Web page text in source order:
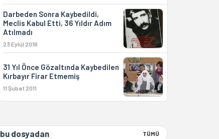
Darbeden Sonra Kaybedildi,
Meclis Kabul Etti, 36 Yıldır Adım
Atılmadı
23 Eylül 2016
31 Yıl Önce Gözaltında Kaybedilen
Kırbayır Firar Etmemiş
11 Şubat 2011
bu dosyadan TÜMÜ